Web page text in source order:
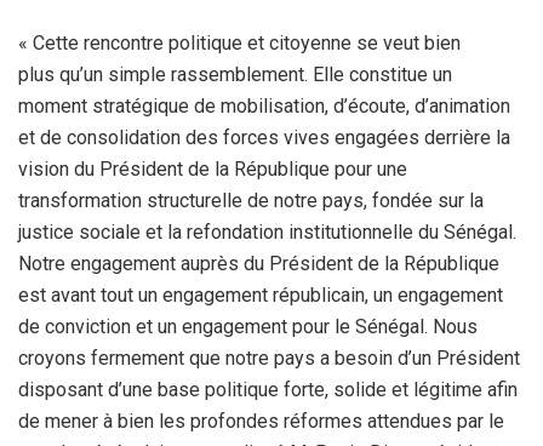
« Cette rencontre politique et citoyenne se veut bien
plus qu’un simple rassemblement. Elle constitue un
moment stratégique de mobilisation, d’écoute, d’animation
et de consolidation des forces vives engagées derrière la
vision du Président de la République pour une
transformation structurelle de notre pays, fondée sur la
justice sociale et la refondation institutionnelle du Sénégal.
Notre engagement auprès du Président de la République
est avant tout un engagement républicain, un engagement
de conviction et un engagement pour le Sénégal. Nous
croyons fermement que notre pays a besoin d’un Président
disposant d’une base politique forte, solide et légitime afin
de mener à bien les profondes réformes attendues par le